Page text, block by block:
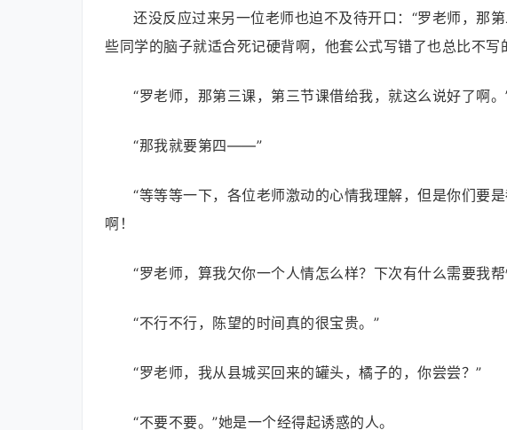
还没反应过来另一位老师也迫不及待开口：“罗老师，那
些同学的脑子就适合死记硬背啊，他套公式写错了也总比不写
“罗老师，那第三课，第三节课借给我，就这么说好了啊。
“那我就要第四——”
“等等等一下，各位老师激动的心情我理解，但是你们要
啊！
“罗老师，算我欠你一个人情怎么样？下次有什么需要我
“不行不行，陈望的时间真的很宝贵。”
“罗老师，我从县城买回来的罐头，橘子的，你尝尝？”
“不要不要。”她是一个经得起诱惑的人。